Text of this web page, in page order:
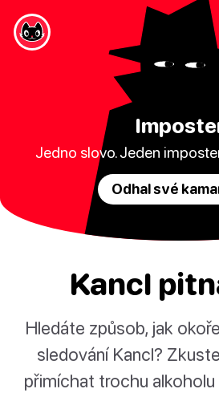
Jedno slovo. Jeden
Odhal své
Kancl
Hledáte způsob, jak
sledování Kancl?
přimíchat trochu